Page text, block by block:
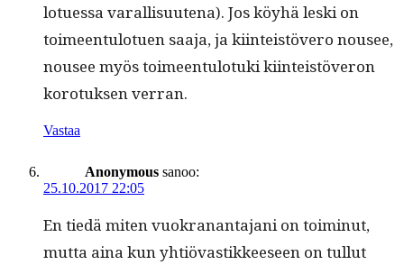
lotues­sa var­al­lisuute­na). Jos köy­hä les­ki on
toimeen­tu­lotuen saa­ja, ja kiin­teistövero nousee,
nousee myös toimeen­tu­lo­tu­ki kiin­teistöveron
koro­tuk­sen verran.
Vastaa
Anonymous sanoo:
25.10.2017 22:05
En tiedä miten vuokranan­ta­jani on toimin­ut,
mut­ta aina kun yhtiö­vastik­keeseen on tul­lut